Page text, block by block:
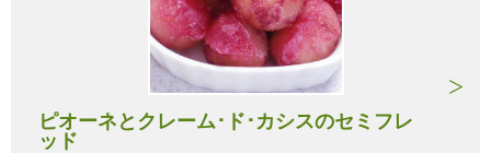
ピオーネとクレーム･ド･カシスのセミフレ
ッド